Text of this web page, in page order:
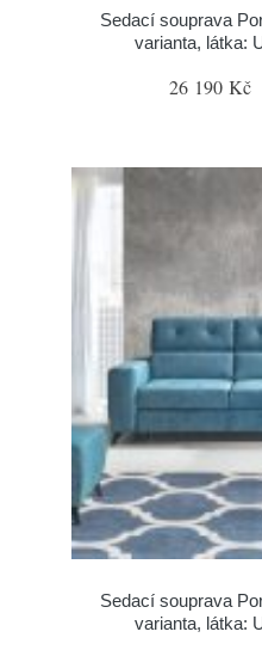
Sedací souprava
varianta, látka:
26 190 Kč
Sedací souprava
varianta, látka: